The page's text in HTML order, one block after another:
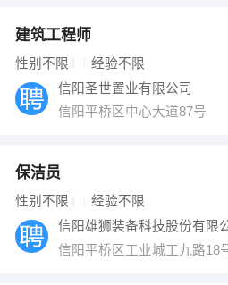
建筑工程师
性别不限 经验不限
信阳圣世置业有限公司
信阳平桥区中心大道87号
保洁员
性别不限 经验不限
信阳雄狮装备科技股份有限
信阳平桥区工业城工九路18